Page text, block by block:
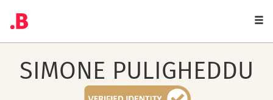
SIMONE PULIGHEDDU